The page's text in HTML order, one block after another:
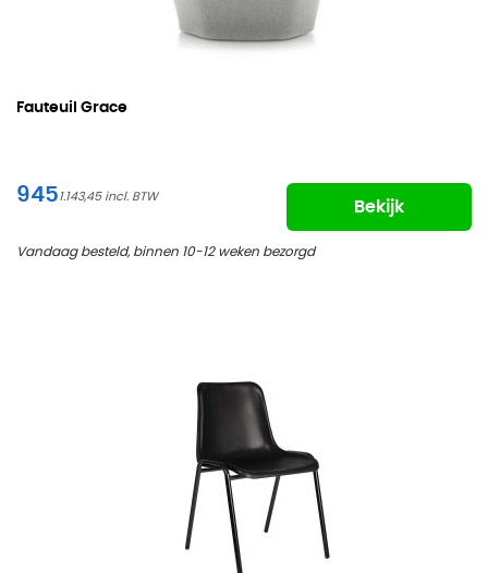
Fauteuil Grace
9451.143,45
Bekijk
Vandaag besteld, binnen 10-12 weken bezorgd